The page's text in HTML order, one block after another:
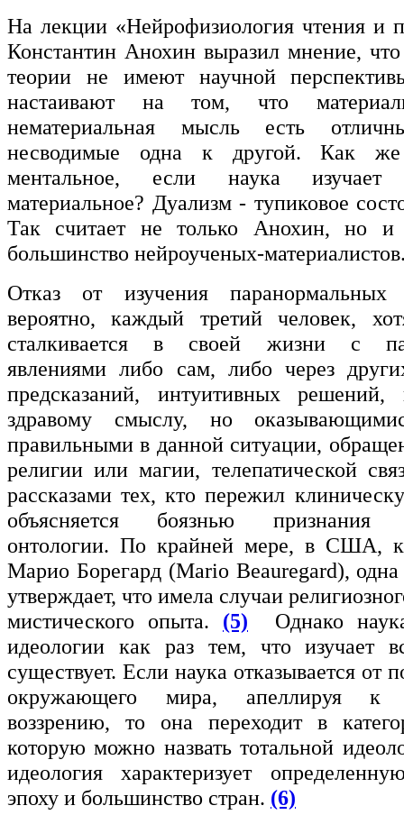
На лекции «Нейрофизиология чтения и
Константин Анохин выразил мнение, что
теории не имеют научной
настаивают на том, что
нематериальная мысль есть
несводимые одна к другой. Как же
ментальное, если наука изучает
материальное? Дуализм - тупиковое
Так считает не только Анохин, но и
большинство нейроученых-
Отказ от изучения паранормальных
вероятно, каждый третий человек,
сталкивается в своей жизни с
явлениями либо сам, либо через
предсказаний, интуитивных решений,
здравому смыслу, но
правильными в данной ситуации,
религии или магии, телепатической
рассказами тех, кто пережил
объясняется боязнью признания
онтологии. По крайней мере, в США,
Марио Борегард (Mario Beauregard), одна
утверждает, что имела случаи
мистического опыта. (5) Однако
идеологии как раз тем, что изучает
существует. Если наука отказывается от
окружающего мира, апеллируя к
воззрению, то она переходит в
которую можно назвать тотальной
идеология характеризует
эпоху и большинство стран. (6)